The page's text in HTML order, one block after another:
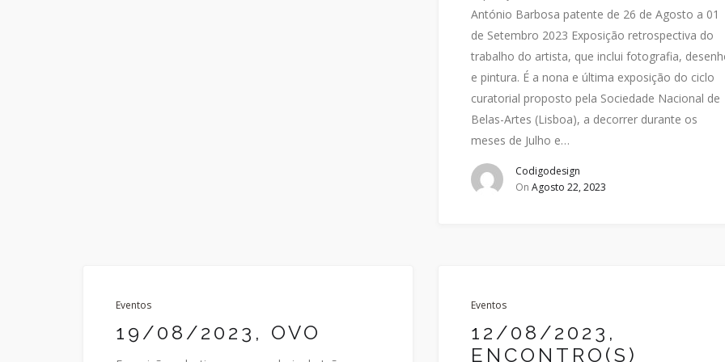
António Barbosa patente de 26 de Agosto a 01
de Setembro 2023 Exposição retrospectiva do
trabalho do artista, que inclui fotografia,
e pintura. É a nona e última exposição do ciclo
curatorial proposto pela Sociedade Nacional de
Belas-Artes (Lisboa), a decorrer durante os
meses de Julho e…
Codigodesign
On Agosto 22, 2023
Eventos
19/08/2023, OVO
Eventos
12/08/2023,
ENCONTRO(S)